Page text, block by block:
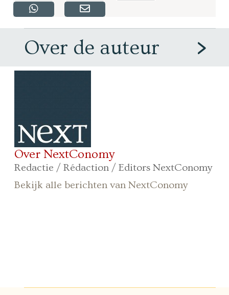
Over de auteur
Over NextConomy
Redactie / Rédaction / Editors NextConomy
Bekijk alle berichten van NextConomy